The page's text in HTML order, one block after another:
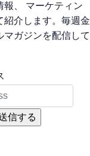
報、 マーケティン
紹介します。毎週金
マガジンを配信して